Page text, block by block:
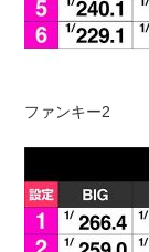
ファンキー2